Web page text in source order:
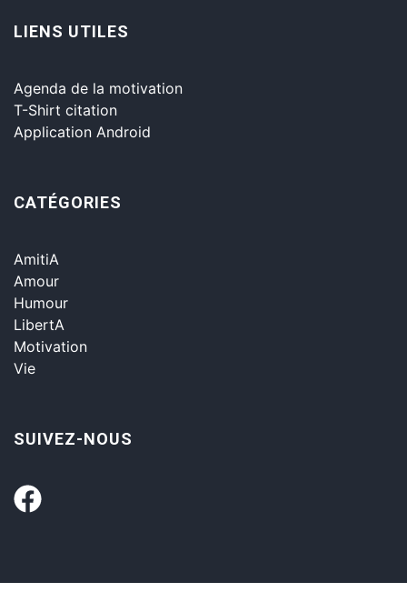
LIENS UTILES
Agenda de la motivation
T-Shirt citation
Application Android
CATÉGORIES
AmitiA
Amour
Humour
LibertA
Motivation
Vie
SUIVEZ-NOUS